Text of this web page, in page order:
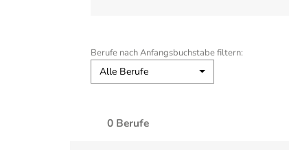
Berufe nach Anfangsbuchstabe filtern:
Alle Berufe
0 Berufe